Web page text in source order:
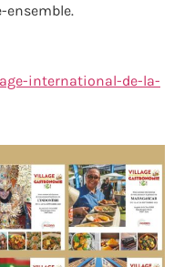
ensemble.
international-de-la-